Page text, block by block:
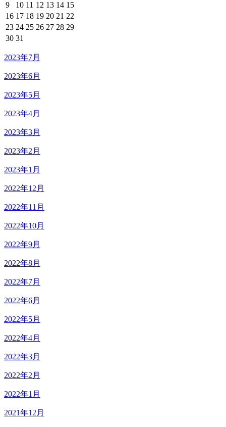
9
10 11 12 13 14 15
16 17 18 19 20 21 22
23 24 25 26 27 28 29
30 31
2023年7月
2023年6月
2023年5月
2023年4月
2023年3月
2023年2月
2023年1月
2022年12月
2022年11月
2022年10月
2022年9月
2022年8月
2022年7月
2022年6月
2022年5月
2022年4月
2022年3月
2022年2月
2022年1月
2021年12月